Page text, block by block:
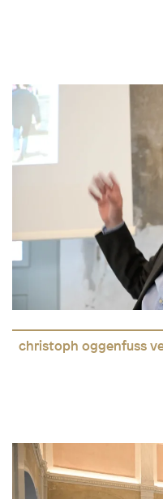
christoph oggenfuss